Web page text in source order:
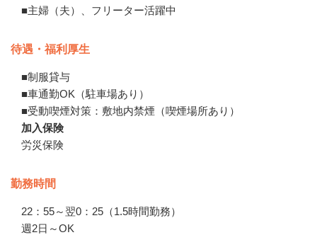
■主婦（夫）、フリーター活躍中
待遇・福利厚生
■制服貸与
■車通勤OK（駐車場あり）
■受動喫煙対策：敷地内禁煙（喫煙場所あり）
加入保険
労災保険
勤務時間
22：55～翌0：25（1.5時間勤務）
週2日～OK